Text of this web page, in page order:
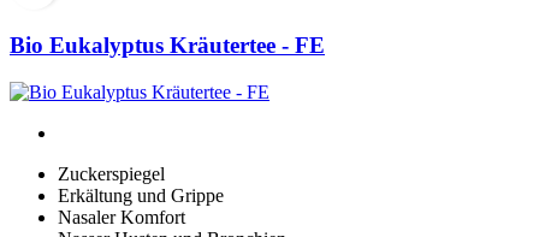
Bio Eukalyptus Kräutertee - FE
Zuckerspiegel
Erkältung und Grippe
Nasaler Komfort